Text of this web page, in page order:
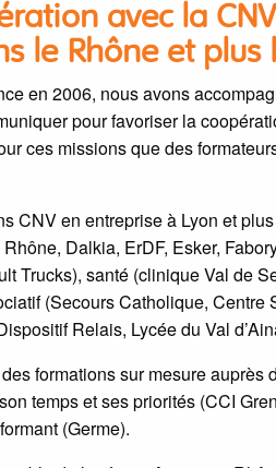
avec la
le Rhône et plus
en 2006, nous avons
pour favoriser la
ces missions que des
CNV en entreprise à Lyon et
Dalkia, ErDF, Esker,
Trucks), santé (clinique Val de
(Secours Catholique,
Relais, Lycée du Val
formations sur mesure auprès
temps et ses priorités (CCI
(Germe).